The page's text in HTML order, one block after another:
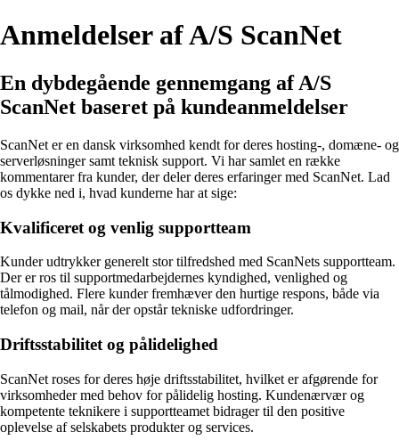
Anmeldelser af A/S ScanNet
En dybdegående gennemgang af A/S
ScanNet baseret på kundeanmeldelser
ScanNet er en dansk virksomhed kendt for deres hosting-, domæne- og
serverløsninger samt teknisk support. Vi har samlet en række
kommentarer fra kunder, der deler deres erfaringer med ScanNet. Lad
os dykke ned i, hvad kunderne har at sige:
Kvalificeret og venlig supportteam
Kunder udtrykker generelt stor tilfredshed med ScanNets supportteam.
Der er ros til supportmedarbejdernes kyndighed, venlighed og
tålmodighed. Flere kunder fremhæver den hurtige respons, både via
telefon og mail, når der opstår tekniske udfordringer.
Driftsstabilitet og pålidelighed
ScanNet roses for deres høje driftsstabilitet, hvilket er afgørende for
virksomheder med behov for pålidelig hosting. Kundenærvær og
kompetente teknikere i supportteamet bidrager til den positive
oplevelse af selskabets produkter og services.